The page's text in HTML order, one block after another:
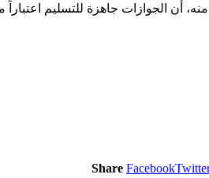
أن الجوازات جاهزة للتسليم
Share Facebook